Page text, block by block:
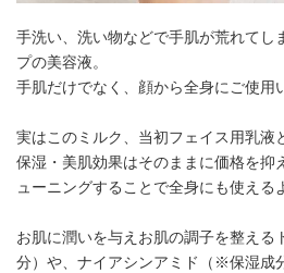
手洗い、洗い物などで手肌が荒れてし
プの美容液。
手肌だけでなく、顔から全身にご使用
実はこのミルク、当初フェイス用乳液
保湿・美肌効果はそのままに価格を抑
ューニングすることで全身にも使える
お肌に潤いを与えお肌の調子を整え
分）や、ナイアシンアミド（※保湿成